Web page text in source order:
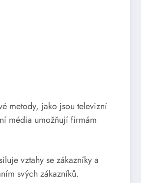
metody, jako jsou televizní
média umožňují firmám
vztahy se zákazníky a
svých zákazníků.